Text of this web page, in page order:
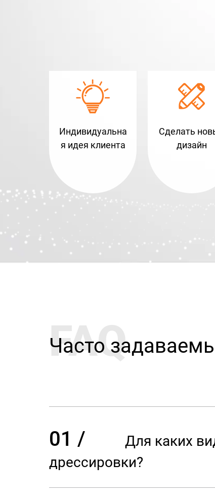
Индивидуальна
я идея клиента
Сделать
дизайн
FAQ
Часто
01 /
Для каких
дрессировки?